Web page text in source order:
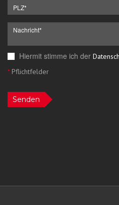
Hiermit stimme ich der
*Pflichtfelder
Senden